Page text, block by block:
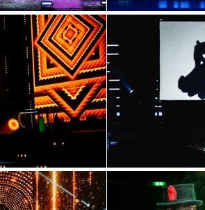
Intrattenimento per
Intrattenimento per centri
per aumentare
13 aprile 2026
Show per festival
Come scegliere uno
12 aprile 2026